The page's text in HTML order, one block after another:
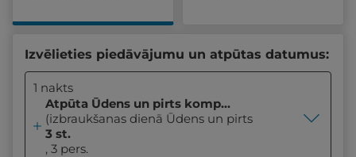
Izvēlieties piedāvājumu un atpūtas datumus:
1 nakts
Atpūta Ūdens un pirts kompleksā
(izbraukšanas dienā Ūdens un pirts kompleksa un
3 st.
, 3 pers.